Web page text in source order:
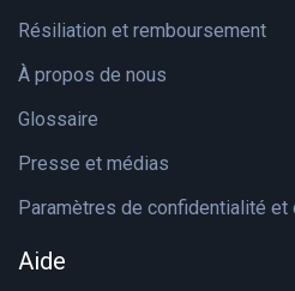
Résiliation et remboursement
À propos de nous
Glossaire
Presse et médias
Paramètres de confidentialité et
Aide